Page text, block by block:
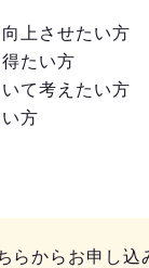
上させたい方
たい方
て考えたい方
方
らからお申し込